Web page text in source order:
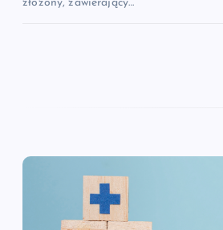
złożony, zawierający…